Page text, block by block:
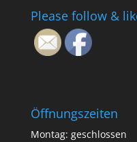
Please follow &
Öffnungszeiten
Montag: geschlossen